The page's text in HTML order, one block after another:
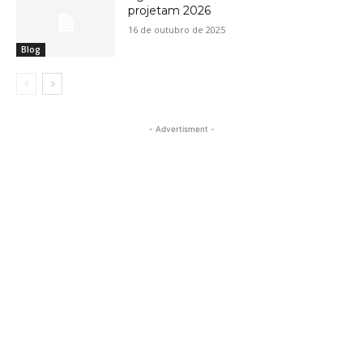
Blog
projetam 2026
16 de outubro de 2025
- Advertisment -